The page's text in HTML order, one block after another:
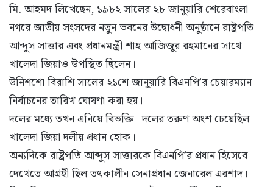
মি. আহমদ লিখেছেন, ১৯৮২ সালের ২৮ জানুয়ারি শেরেবাংলা
নগরে জাতীয় সংসদের নতুন ভবনের উদ্বোধনী অনুষ্ঠানে রাষ্ট্রপতি
আব্দুস সাত্তার এবং প্রধানমন্ত্রী শাহ আজিজুর রহমানের সাথে
খালেদা জিয়াও উপস্থিত ছিলেন।
উনিশশো বিরাশি সালের ২১শে জানুয়ারি বিএনপি’র চেয়ারম্যান
নির্বাচনের তারিখ ঘোষণা করা হয়।
দলের মধ্যে তখন এনিয়ে বিভক্তি। দলের তরুণ অংশ চেয়েছিল
খালেদা জিয়া দলীয় প্রধান হোক।
অন্যদিকে রাষ্ট্রপতি আব্দুস সাত্তারকে বিএনপি’র প্রধান হিসেবে
দেখেতে আগ্রহী ছিল তৎকালীন সেনাপ্রধান জেনারেল এরশাদ।